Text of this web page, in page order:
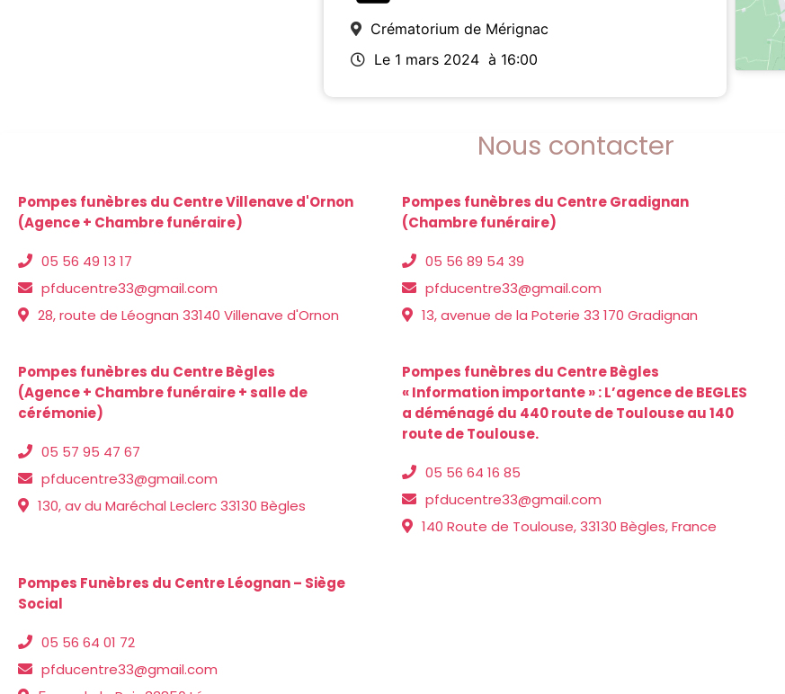
Crématorium de Mérignac
Le 1 mars 2024 à 16:00
Nous contacter
Pompes funèbres du Centre Villenave d'Ornon
(Agence + Chambre funéraire)
05 56 49 13 17
pfducentre33@gmail.com
28, route de Léognan 33140 Villenave d'Ornon
Pompes funèbres du Centre Gradignan
(Chambre funéraire)
05 56 89 54 39
pfducentre33@gmail.com
13, avenue de la Poterie 33 170 Gradignan
Pompes funèbres du Centre Bègles
(Agence + Chambre funéraire + salle de
cérémonie)
05 57 95 47 67
pfducentre33@gmail.com
130, av du Maréchal Leclerc 33130 Bègles
Pompes funèbres du Centre Bègles
« Information importante » : L’agence de BEGLES
a déménagé du 440 route de Toulouse au 140
route de Toulouse.
05 56 64 16 85
pfducentre33@gmail.com
140 Route de Toulouse, 33130 Bègles, France
Pompes Funèbres du Centre Léognan – Siège
Social
05 56 64 01 72
pfducentre33@gmail.com